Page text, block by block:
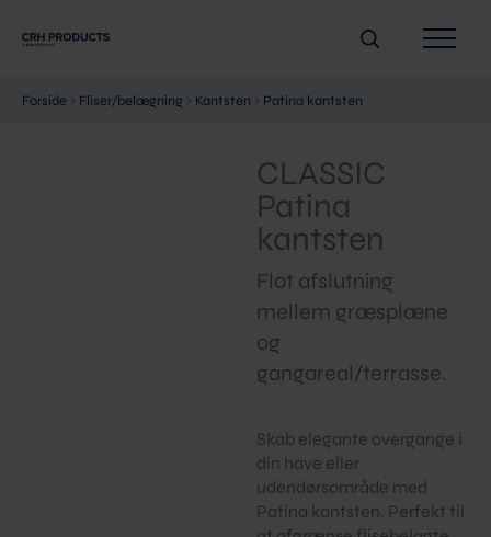
Forside › Fliser/belægning › Kantsten › Patina kantsten
CLASSIC
Patina
kantsten
Flot afslutning
mellem græsplæne
og
gangareal/terrasse.
Skab elegante overgange i
din have eller
udendørsområde med
Patina kantsten. Perfekt til